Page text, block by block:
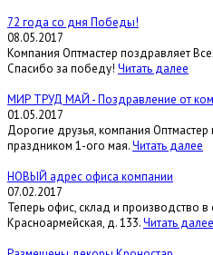
72 года со дня Победы!
08.05.2017
Компания Оптмастер поздравляет
Спасибо за победу! Читать далее
МИР ТРУД МАЙ - Поздравление от
01.05.2017
Дорогие друзья, компания
праздником 1-ого мая.Читать далее
НОВЫЙ адрес офиса компании
07.02.2017
Теперь офис, склад и производство в
Красноармейская, д. 133.Читать далее